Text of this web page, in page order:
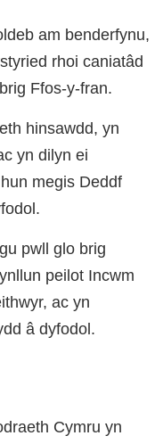
am benderfynu,
rhoi caniatâd
Ffos-y-fran.
hinsawdd, yn
yn dilyn ei
megis Deddf
pwll glo brig
peilot Incwm
ac yn
â dyfodol.
Cymru yn